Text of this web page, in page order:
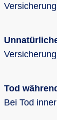
Tod
Bei Tod